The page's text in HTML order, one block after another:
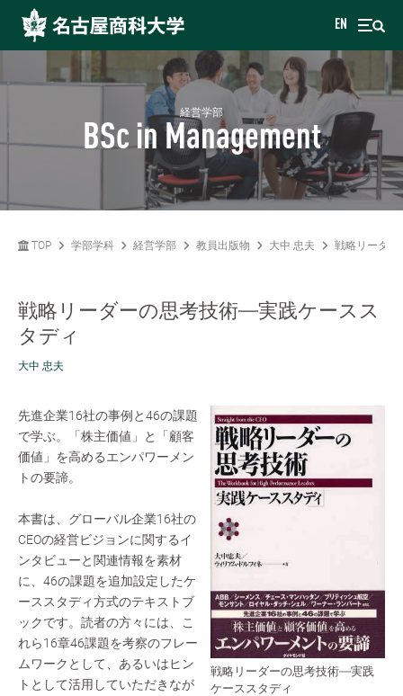
EN
経営学部
BSc in Management
TOP 学部学科 経営学部 教員出版物 大中 忠夫 戦略リーダ
戦略リーダーの思考技術―実践ケースス
タディ
大中 忠夫
戦略リーダーの思考技術―実践
ケーススタディ
先進企業16社の事例と46の課題
で学ぶ。「株主価値」と「顧客
価値」を高めるエンパワーメン
トの要諦。
本書は、グローバル企業16社の
CEOの経営ビジョンに関するイ
ンタビューと関連情報を素材
に、46の課題を追加設定したケ
ーススタディ方式のテキストブ
ックです。読者の方々には、こ
れら16章46課題を考察のフレー
ムワークとして、あるいはヒン
トとして活用していただきなが